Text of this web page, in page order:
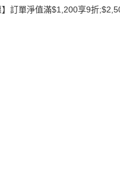
】訂單淨值滿$1,200享9折